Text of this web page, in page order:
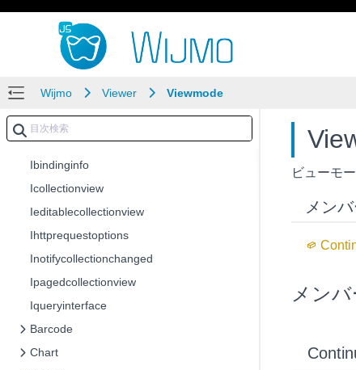
Wijmo Viewer Viewmode
Aggregate
Datatype
Notifycollectionchangedaction
Popupposition
Sortnulls
Ibindinginfo
Icollectionview
Ieditablecollectionview
Ihttprequestoptions
Inotifycollectionchanged
Ipagedcollectionview
Iqueryinterface
Barcode
Chart
ビューモ
メン
メンバ